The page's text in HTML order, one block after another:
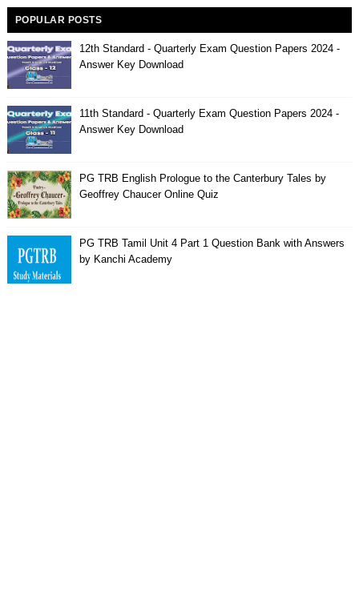
POPULAR POSTS
12th Standard - Quarterly Exam Question Papers 2024 -
Answer Key Download
11th Standard - Quarterly Exam Question Papers 2024 -
Answer Key Download
PG TRB English Prologue to the Canterbury Tales by
Geoffrey Chaucer Online Quiz
PG TRB Tamil Unit 4 Part 1 Question Bank with Answers
by Kanchi Academy